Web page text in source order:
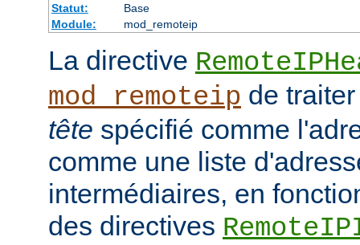
Statut:
Base
Module:
mod_remoteip
La directive
mod_remoteip de
tête spécifié comme
comme une liste
intermédiaires, en
des directives